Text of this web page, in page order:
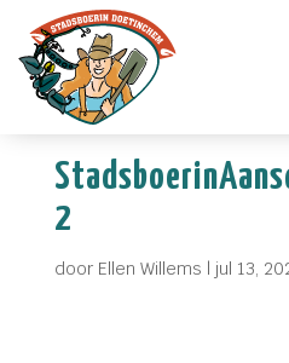
2
door Ellen Willems | jul 13,